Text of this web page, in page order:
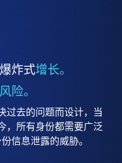
爆炸式增长。
风险。
过去的问题而设计，当
，所有身份都需要广泛
信息泄露的威胁。